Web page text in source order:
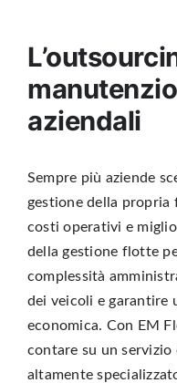
aziendali
Sempre più aziende
gestione della propria
costi operativi e
della gestione flotte
complessità
dei veicoli e garantire
economica. Con EM
contare su un servizio
altamente